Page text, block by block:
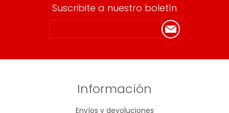
Suscribite a nuestro boletín
Información
Envíos y devoluciones